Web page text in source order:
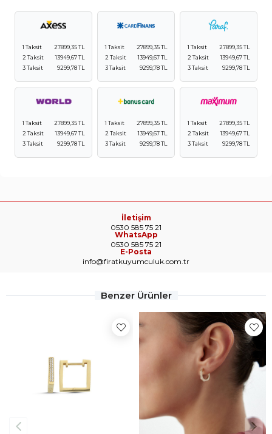
1 Taksit
27899,35 TL
2 Taksit
13949,67 TL
3 Taksit
9299,78 TL
1 Taksit
27899,35 TL
2 Taksit
13949,67 TL
3 Taksit
9299,78 TL
1 Taksit
27899,35 TL
2 Taksit
13949,67 TL
3 Taksit
9299,78 TL
1 Taksit
27899,35 TL
2 Taksit
13949,67 TL
3 Taksit
9299,78 TL
1 Taksit
27899,35 TL
2 Taksit
13949,67 TL
3 Taksit
9299,78 TL
1 Taksit
27899,35 TL
2 Taksit
13949,67 TL
3 Taksit
9299,78 TL
İletişim
0530 585 75 21
WhatsApp
0530 585 75 21
E-Posta
info@firatkuyumculuk.com.tr
Benzer Ürünler